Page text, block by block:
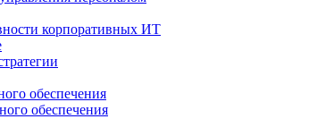
корпоративных ИТ
обеспечения
обеспечения